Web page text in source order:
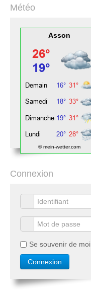
Météo
Asson
© mein-wetter.com
Connexion
Se souvenir de moi